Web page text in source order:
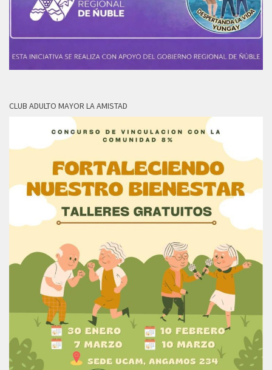
CLUB ADULTO MAYOR LA AMISTAD